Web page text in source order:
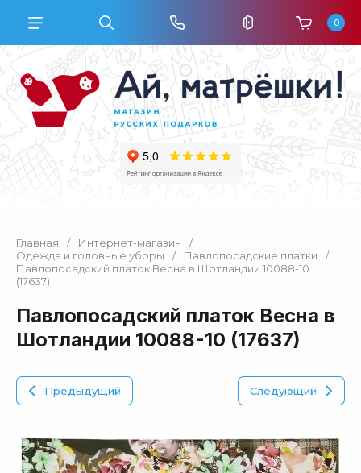
0
Главная / Интернет-магазин
/
Одежда и головные уборы
/ Павлопосадские платки
/
Павлопосадский платок Весна в Шотландии 10088-10
(17637)
Павлопосадский платок Весна в
Шотландии 10088-10 (17637)
Предыдущий Следующий